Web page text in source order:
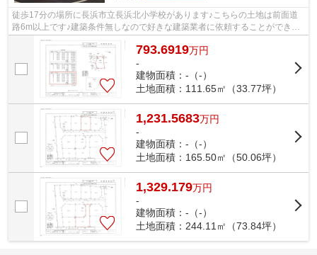
徒歩17分の場所に長浜市立長浜北小学校があります♪こちらの土地は前面道
路6m以上です♪建築条件無しなので好きな建築業者に依頼することができま
す♪土地を買うなら、北陸本線長浜近辺も...
793.6919万円
-
建物面積：-（-）
土地面積：111.65㎡（33.77坪）
1,231.5683万円
-
建物面積：-（-）
土地面積：165.50㎡（50.06坪）
1,329.179万円
-
建物面積：-（-）
土地面積：244.11㎡（73.84坪）